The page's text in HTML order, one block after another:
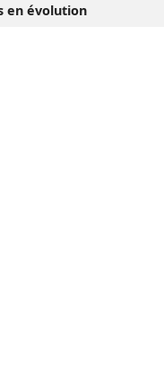
en évolution